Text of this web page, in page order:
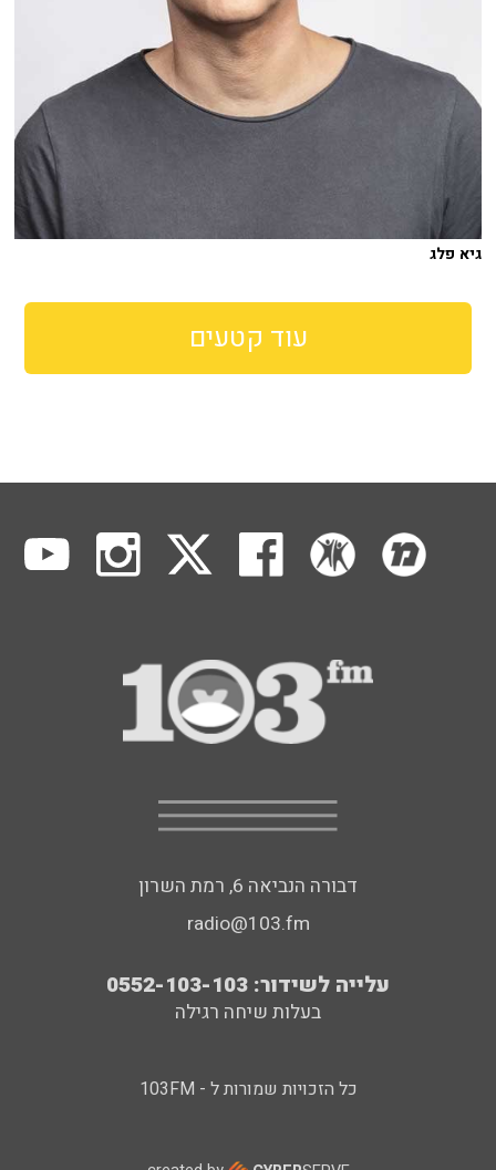
גיא פלג
עוד קטעים
דבורה הנביאה 6, רמת השרון
radio@103.fm
עלייה לשידור: 0552-103-103
בעלות שיחה רגילה
כל הזכויות שמורות ל - 103FM